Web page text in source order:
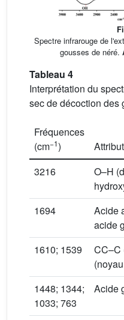
Spectre infrarouge de
gousses de néré.
Tableau 4
Interprétation du
sec de décoction des
Fréquences
(cm−1)
3216
O–H
1694
Acide
acide
1610; 1539
CC–C
1448; 1344;
1033; 763
Acide